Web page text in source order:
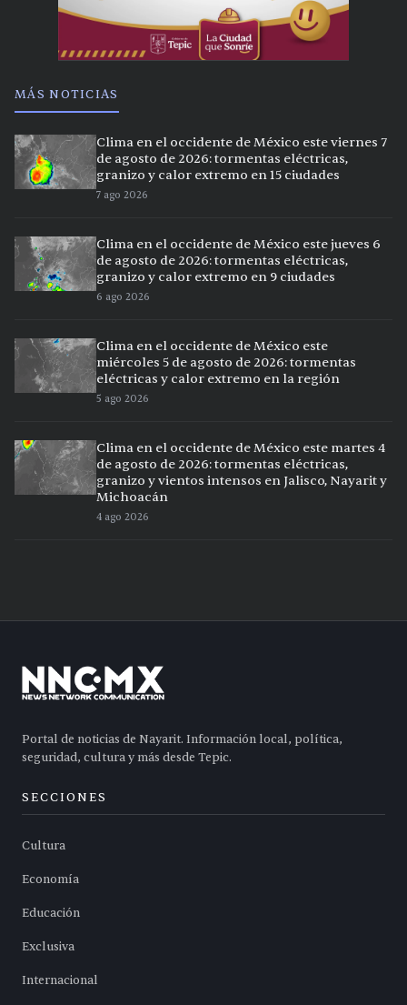
MÁS NOTICIAS
Clima en el occidente de México este viernes 7
de agosto de 2026: tormentas eléctricas,
granizo y calor extremo en 15 ciudades
7 ago 2026
Clima en el occidente de México este jueves 6
de agosto de 2026: tormentas eléctricas,
granizo y calor extremo en 9 ciudades
6 ago 2026
Clima en el occidente de México este
miércoles 5 de agosto de 2026: tormentas
eléctricas y calor extremo en la región
5 ago 2026
Clima en el occidente de México este martes 4
de agosto de 2026: tormentas eléctricas,
granizo y vientos intensos en Jalisco, Nayarit y
Michoacán
4 ago 2026
Portal de noticias de Nayarit. Información local, política,
seguridad, cultura y más desde Tepic.
SECCIONES
Cultura
Economía
Educación
Exclusiva
Internacional